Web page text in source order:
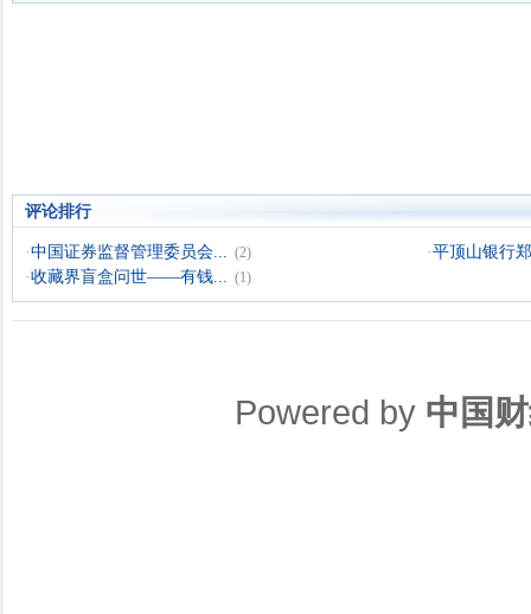
评论排行
·中国证券监督管理委员会... (2) ·平顶山银行
·收藏界盲盒问世——有钱... (1)
Powered by 中国